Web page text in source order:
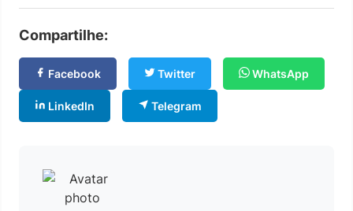
Compartilhe:
Facebook Twitter WhatsApp
LinkedIn Telegram